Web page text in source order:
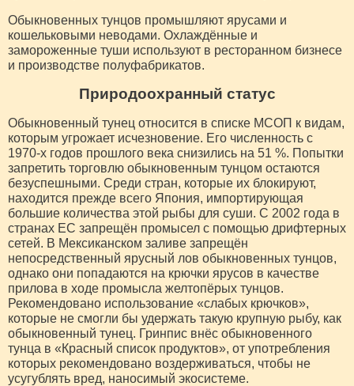
Обыкновенных тунцов промышляют ярусами и
кошельковыми неводами. Охлаждённые и
замороженные туши используют в ресторанном бизнесе
и производстве полуфабрикатов.
Природоохранный статус
Обыкновенный тунец относится в списке МСОП к видам,
которым угрожает исчезновение. Его численность с
1970-х годов прошлого века снизились на 51 %. Попытки
запретить торговлю обыкновенным тунцом остаются
безуспешными. Среди стран, которые их блокируют,
находится прежде всего Япония, импортирующая
большие количества этой рыбы для суши. С 2002 года в
странах ЕС запрещён промысел с помощью дрифтерных
сетей. В Мексиканском заливе запрещён
непосредственный ярусный лов обыкновенных тунцов,
однако они попадаются на крючки ярусов в качестве
прилова в ходе промысла желтопёрых тунцов.
Рекомендовано использование «слабых крючков»,
которые не смогли бы удержать такую крупную рыбу, как
обыкновенный тунец. Гринпис внёс обыкновенного
тунца в «Красный список продуктов», от употребления
которых рекомендовано воздерживаться, чтобы не
усугублять вред, наносимый экосистеме.